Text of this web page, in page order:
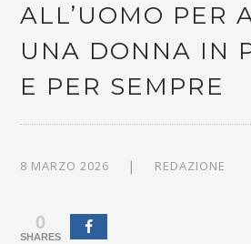
ALL’UOMO PER
UNA DONNA IN
E PER SEMPRE
8 MARZO 2026 REDAZIONE
0
SHARES